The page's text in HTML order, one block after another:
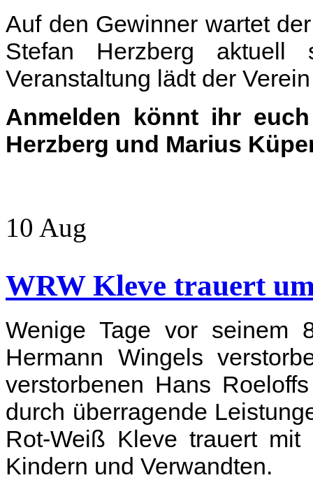
Auf den Gewinner wartet
Stefan Herzberg aktuell
Veranstaltung lädt der
Anmelden könnt ihr
Herzberg und Marius
10 Aug
WRW Kleve trauert
Wenige Tage vor seinem
Hermann Wingels
verstorbenen Hans
durch überragende
Rot-Weiß Kleve trauert mit
Kindern und Verwandten.